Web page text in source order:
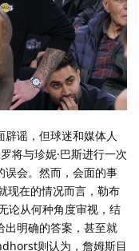
谣，但球迷和媒体人
将与珍妮·巴斯进行一次
误会。然而，会面的事
现在的情况而言，勒布
论从何种角度审视，结
出明确的答案，甚至就
则认为，詹姆斯目